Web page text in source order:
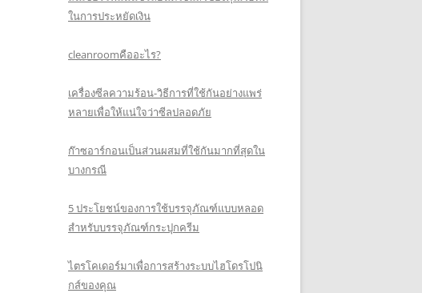
ในการประหยัดเงิน
cleanroomคืออะไร?
เครื่องซีลความร้อน-วิธีการที่ใช้กันอย่างแพร่
หลายเพื่อให้แน่ใจว่าซีลปลอดภัย
ก๊าซอาร์กอนเป็นส่วนผสมที่ใช้กันมากที่สุดใน
บางกรณี
5 ประโยชน์ของการใช้บรรจุภัณฑ์แบบหลอด
สำหรับบรรจุภัณฑ์กระปุกครีม
ไตรโคเดอร์มาเพื่อการสร้างระบบไฮโดรโปนิ
กส์ของคุณ